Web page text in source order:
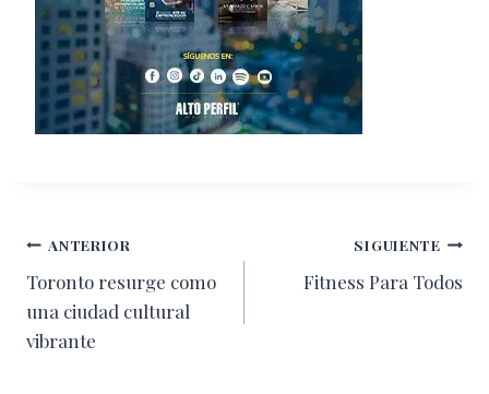
Navegación
de
entradas
ANTERIOR
Toronto resurge como
una ciudad cultural
vibrante
SIGUIENTE
Fitness Para Todos